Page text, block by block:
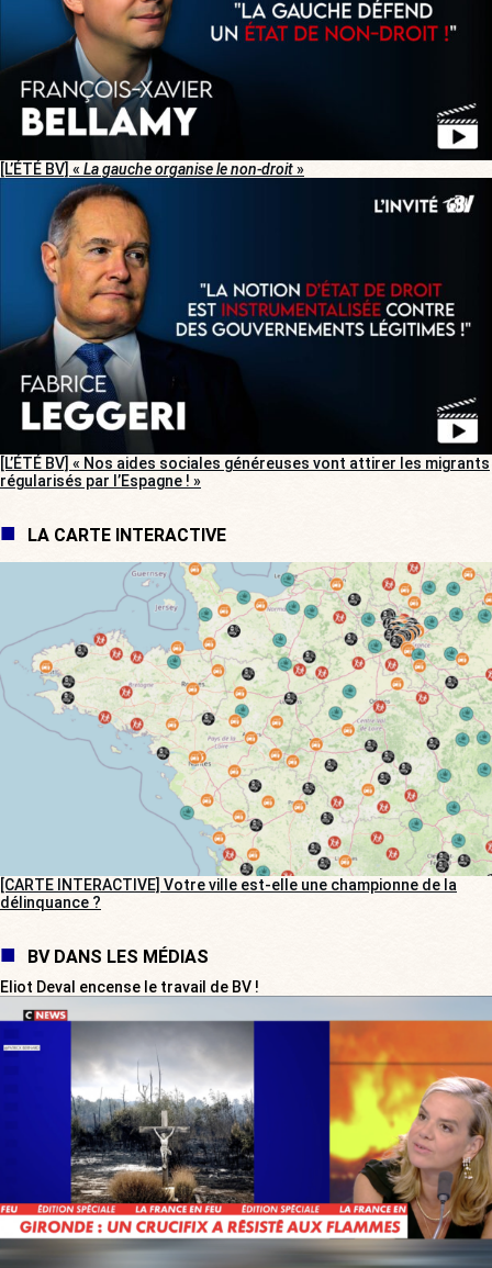
[L’ÉTÉ BV] « La gauche organise le non-droit»
[L’ÉTÉ BV] « Nos aides sociales généreuses vont attirer les migrants
régularisés par l’Espagne ! »
LA CARTE INTERACTIVE
[CARTE INTERACTIVE] Votre ville est-elle une championne de la
délinquance ?
BV DANS LES MÉDIAS
Eliot Deval encense le travail de BV !